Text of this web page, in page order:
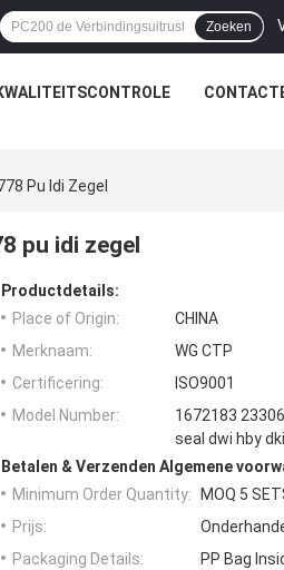
Zoeken
Pu Idi Zegel
pu idi zegel
Productdetails:
Place of Origin:
CHINA
Merknaam:
WG CTP
Certificering:
ISO9001
Model Number:
1672183
seal dwi hby
Betalen & Verzenden Algemene
Minimum Order Quantity:
MOQ 5
Prijs:
Packaging Details:
PP Bag